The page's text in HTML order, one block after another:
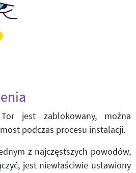
jest zablokowany, można
podczas procesu instalacji.
z najczęstszych powodów,
jest niewłaściwie ustawiony